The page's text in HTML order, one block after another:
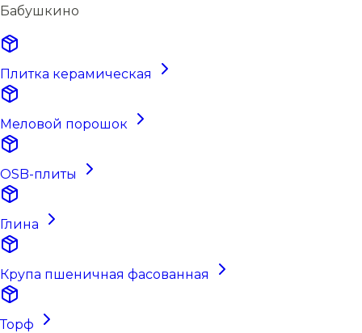
Бабушкино
Плитка керамическая
Меловой порошок
OSB-плиты
Глина
Крупа пшеничная фасованная
Торф